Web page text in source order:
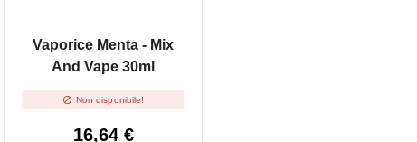
Vaporice Menta - Mix
And Vape 30ml
 Non disponibile!
16,64 €